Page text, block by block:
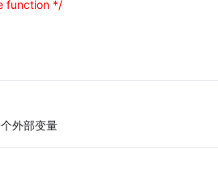
function */
外部变量